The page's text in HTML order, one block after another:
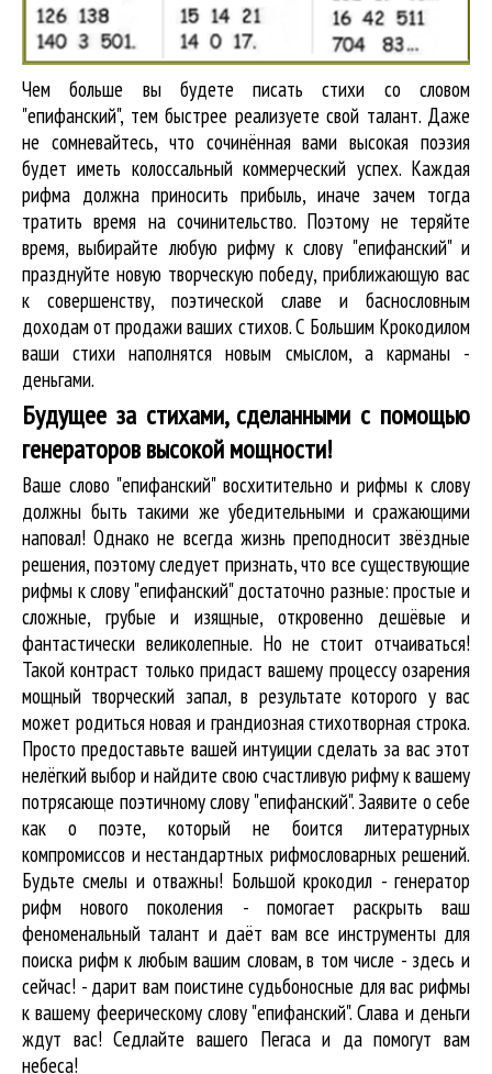
Чем больше вы будете писать стихи со словом
"епифанский", тем быстрее реализуете свой талант. Даже
не сомневайтесь, что сочинённая вами высокая поэзия
будет иметь колоссальный коммерческий успех. Каждая
рифма должна приносить прибыль, иначе зачем тогда
тратить время на сочинительство. Поэтому не теряйте
время, выбирайте любую рифму к слову "епифанский" и
празднуйте новую творческую победу, приближающую вас
к совершенству, поэтической славе и баснословным
доходам от продажи ваших стихов. С Большим Крокодилом
ваши стихи наполнятся новым смыслом, а карманы -
деньгами.
Будущее за стихами, сделанными с помощью
генераторов высокой мощности!
Ваше слово "епифанский" восхитительно и рифмы к слову
должны быть такими же убедительными и сражающими
наповал! Однако не всегда жизнь преподносит звёздные
решения, поэтому следует признать, что все существующие
рифмы к слову "епифанский" достаточно разные: простые и
сложные, грубые и изящные, откровенно дешёвые и
фантастически великолепные. Но не стоит отчаиваться!
Такой контраст только придаст вашему процессу озарения
мощный творческий запал, в результате которого у вас
может родиться новая и грандиозная стихотворная строка.
Просто предоставьте вашей интуиции сделать за вас этот
нелёгкий выбор и найдите свою счастливую рифму к вашему
потрясающе поэтичному слову "епифанский". Заявите о себе
как о поэте, который не боится литературных
компромиссов и нестандартных рифмословарных решений.
Будьте смелы и отважны! Большой крокодил - генератор
рифм нового поколения - помогает раскрыть ваш
феноменальный талант и даёт вам все инструменты для
поиска рифмк любым вашим словам, в том числе - здесь и
сейчас! - дарит вам поистине судьбоносные для вас рифмы
к вашему феерическому слову "епифанский". Слава и деньги
ждут вас! Седлайте вашего Пегаса и да помогут вам
небеса!